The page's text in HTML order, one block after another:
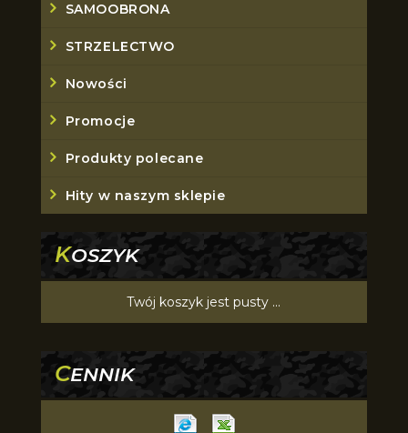
SAMOOBRONA
STRZELECTWO
Nowości
Promocje
Produkty polecane
Hity w naszym sklepie
KOSZYK
Twój koszyk jest pusty ...
CENNIK